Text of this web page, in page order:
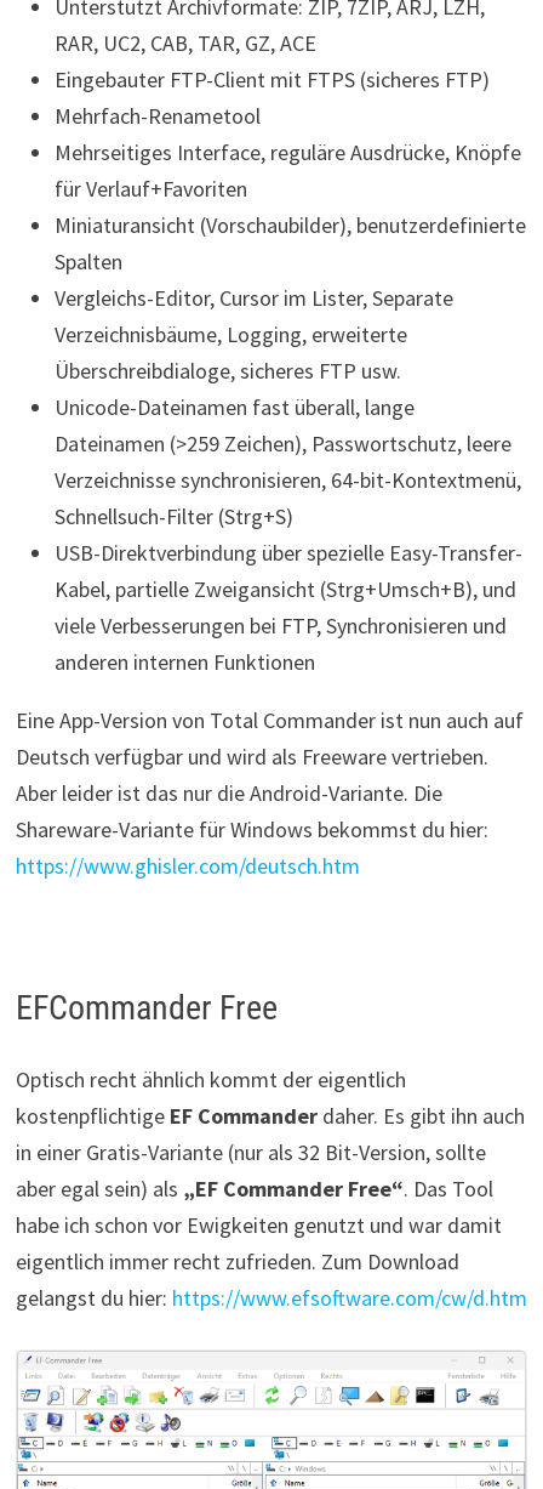
Unterstützt Archivformate: ZIP, 7ZIP, ARJ, LZH,
RAR, UC2, CAB, TAR, GZ, ACE
Eingebauter FTP-Client mit FTPS (sicheres FTP)
Mehrfach-Renametool
Mehrseitiges Interface, reguläre Ausdrücke, Knöpfe
für Verlauf+Favoriten
Miniaturansicht (Vorschaubilder), benutzerdefinierte
Spalten
Vergleichs-Editor, Cursor im Lister, Separate
Verzeichnisbäume, Logging, erweiterte
Überschreibdialoge, sicheres FTP usw.
Unicode-Dateinamen fast überall, lange
Dateinamen (>259 Zeichen), Passwortschutz, leere
Verzeichnisse synchronisieren, 64-bit-Kontextmenü,
Schnellsuch-Filter (Strg+S)
USB-Direktverbindung über spezielle Easy-Transfer-
Kabel, partielle Zweigansicht (Strg+Umsch+B), und
viele Verbesserungen bei FTP, Synchronisieren und
anderen internen Funktionen
Eine App-Version von Total Commander ist nun auch auf
Deutsch verfügbar und wird als Freeware vertrieben.
Aber leider ist das nur die Android-Variante. Die
Shareware-Variante für Windows bekommst du hier:
https://www.ghisler.com/deutsch.htm
EFCommander Free
Optisch recht ähnlich kommt der eigentlich
kostenpflichtigeEF Commanderdaher. Es gibt ihn auch
in einer Gratis-Variante (nur als 32 Bit-Version, sollte
aber egal sein) als „EF Commander Free“. Das Tool
habe ich schon vor Ewigkeiten genutzt und war damit
eigentlich immer recht zufrieden. Zum Download
gelangst du hier: https://www.efsoftware.com/cw/d.htm